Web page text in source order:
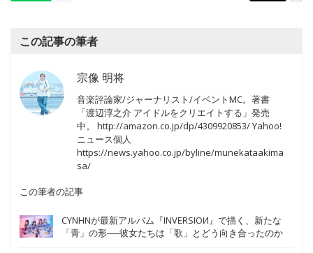
この記事の筆者
宗像 明将
音楽評論家/ジャーナリスト/イベントMC。著書
「渡辺淳之介 アイドルをクリエイトする」発売
中。 http://amazon.co.jp/dp/4309920853/ Yahoo!
ニュース個人
https://news.yahoo.co.jp/byline/munekataakima
sa/
この筆者の記事
CYNHNが最新アルバム『INVERSIOИ』で描く、新たな
「青」の形──彼女たちは「歌」とどう向き合ったのか